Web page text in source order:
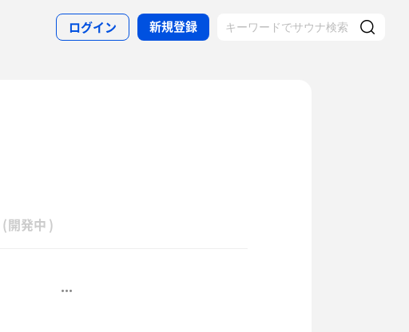
ログイン 新規登録
(開発中 )